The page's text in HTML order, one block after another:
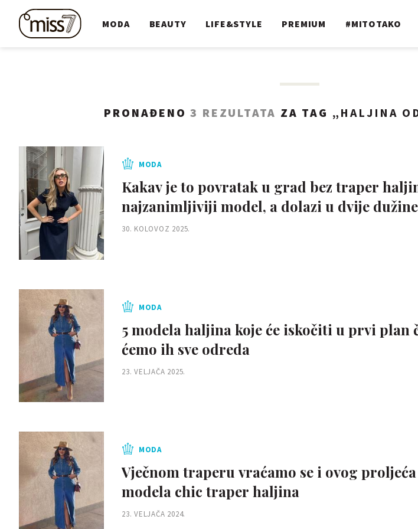
MODA BEAUTY LIFE&STYLE PREMIUM #MITOTAKO
PRONAĐENO3 REZULTATA ZA TAG „ HALJINA
MODA
Kakav je to povratak u grad bez traper
najzanimljiviji model, a dolazi u dvije dužine
30. KOLOVOZ 2025.
MODA
5 modela haljina koje će iskočiti u prvi
ćemo ih sve odreda
23. VELJAČA 2025.
MODA
Vječnom traperu vraćamo se i ovog
modela chic traper haljina
23. VELJAČA 2024.